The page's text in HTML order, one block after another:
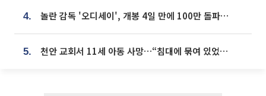
4. 놀란 감독 '오디세이', 개봉 4일 만에 100만 돌파⋯'왕사남' 보다 빠르다
5. 천안 교회서 11세 아동 사망…“침대에 묶여 있었다” 진술 확보